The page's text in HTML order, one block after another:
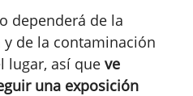
dependerá de la
de la contaminación
lugar, así que ve
una exposición